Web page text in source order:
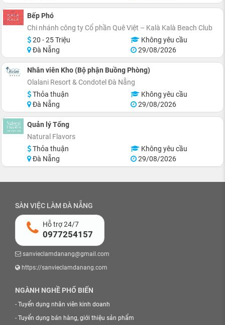
Bếp Phó
Chi nhánh công ty Cổ phần Quê Việt – Kalà Kalà Beach Club
20 - 25 Triệu
Không yêu cầu
Đà Nẵng
29/08/2026
Nhân viên Kho (Bộ phận Buồng Phòng)
Olalani Resort & Condotel Đà Nẵng
Thỏa thuận
Không yêu cầu
Đà Nẵng
29/08/2026
Quản lý Tổng
Natural Flavors
Thỏa thuận
Không yêu cầu
Đà Nẵng
29/08/2026
SÀN VIỆC LÀM ĐÀ NẴNG
Hỗ trợ 24/7
0977254157
sanvieclamdanang@gmail.com
https://sanvieclamdanang.com
NGÀNH NGHỀ PHỔ BIẾN
- Tuyển dụng nhân viên kinh doanh
- Tuyển dụng bán hàng, giới thiệu sản phẩm